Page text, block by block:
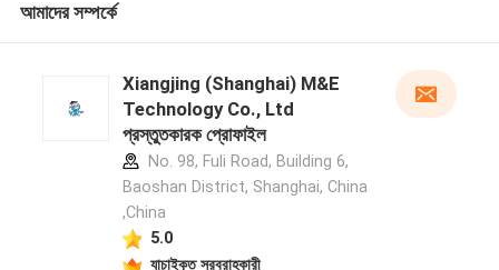
আমাদের সম্পর্কে
Xiangjing (Shanghai) M&E
Technology Co., Ltd
প্রস্তুতকারক প্রোফাইল
No. 98, Fuli Road, Building 6,
Baoshan District, Shanghai, China
,China
5.0
যাচাইকৃত সরবরাহকারী